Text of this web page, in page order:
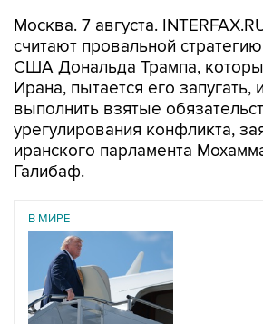
США Дональда Трампа,
Ирана, пытается его
выполнить взятые
урегулирования конфликта,
иранского парламента
Галибаф.
В МИРЕ
06 августа 2026